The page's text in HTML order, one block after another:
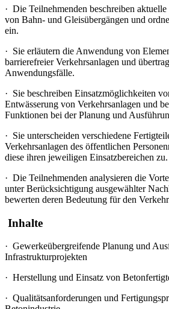
· Die Teilnehmenden beschreiben
von Bahn- und Gleisübergängen und
ein.
· Sie erläutern die Anwendung von
barrierefreier Verkehrsanlagen und
Anwendungsfälle.
· Sie beschreiben Einsatzmöglichkeiten
Entwässerung von Verkehrsanlagen und
Funktionen bei der Planung und
· Sie unterscheiden verschiedene
Verkehrsanlagen des öffentlichen
diese ihren jeweiligen Einsatzbereichen zu.
· Die Teilnehmenden analysieren die
unter Berücksichtigung ausgewählter
bewerten deren Bedeutung für den
Inhalte
· Gewerkeübergreifende Planung und
Infrastrukturprojekten
· Herstellung und Einsatz von
· Qualitätsanforderungen und